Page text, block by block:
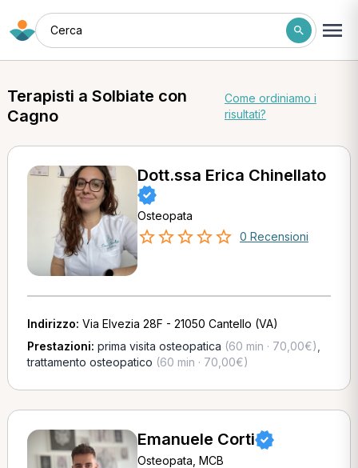
Cerca
Terapisti a Solbiate con
Cagno
Come ordiniamo i
risultati?
Dott.ssa Erica Chinellato
Osteopata
0 Recensioni
Indirizzo: Via Elvezia 28F - 21050 Cantello (VA)
Prestazioni: prima visita osteopatica (60 min · 70,00€)
trattamento osteopatico (60 min · 70,00€)
Emanuele Corti
Osteopata, MCB